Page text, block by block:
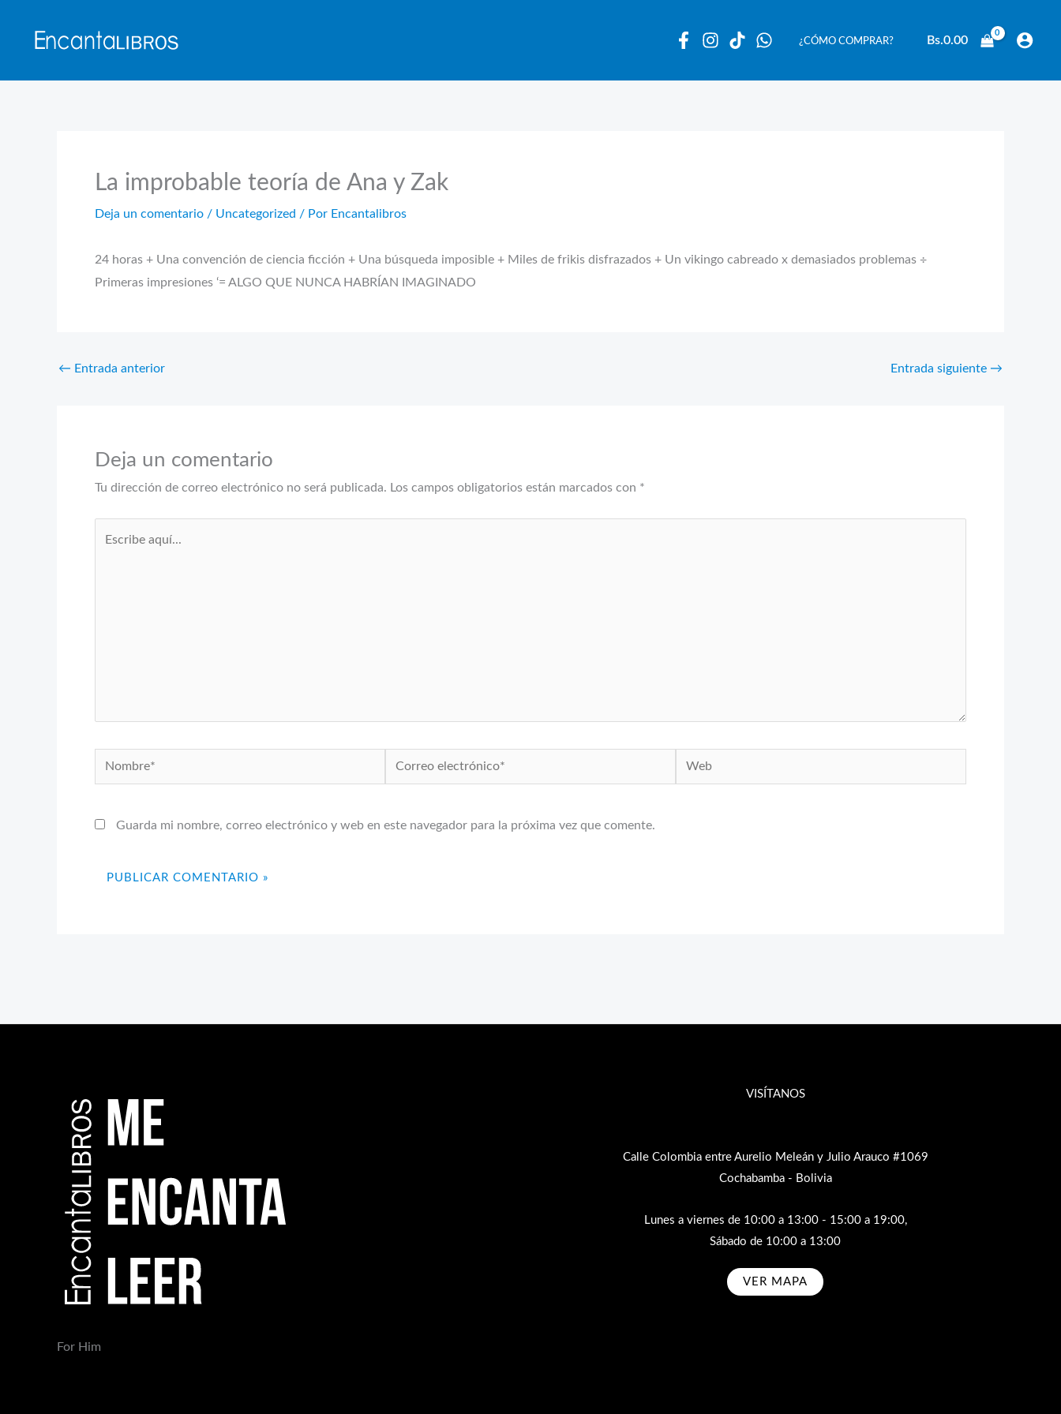
¿CÓMO COMPRAR? Bs.0.00
La improbable teoría de Ana y Zak
Deja un comentario / Uncategorized / Por Encantalibros
24 horas + Una convención de ciencia ficción + Una búsqueda imposible + Miles de frikis disfrazados + Un vikingo cabreado x demasiados problemas ÷
Primeras impresiones ‘= ALGO QUE NUNCA HABRÍAN IMAGINADO
← Entrada anterior Entrada siguiente →
Deja un comentario
Tu dirección de correo electrónico no será publicada. Los campos obligatorios están marcados con *
Nombre*
Correo
electrónico*
Web
Guarda mi nombre, correo electrónico y web en este navegador para la próxima vez que comente.
For Him
VISÍTANOS
Calle Colombia entre Aurelio Meleán y Julio Arauco #1069
Cochabamba - Bolivia
Lunes a viernes de 10:00 a 13:00 - 15:00 a 19:00,
Sábado de 10:00 a 13:00
VER MAPA